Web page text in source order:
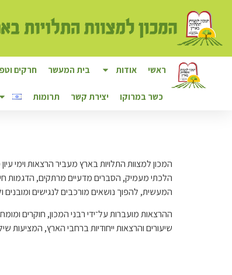
ראשי אודות בית המעשר חרקים
כשר במרוקו יצירת קשר תרומות
המכון למצוות התלויות בארץ מעביר הרצאות וימי
הלכתי מעמיק, הסברים מדעיים מרתקים, הדגמות
המעשית, להפוך נושאים מורכבים לנגישים ומובנים
ההרצאות מועברות על־ידי רבני המכון, חוקרים
שיעורים והרצאות ייחודיות ברחבי הארץ, המציעות